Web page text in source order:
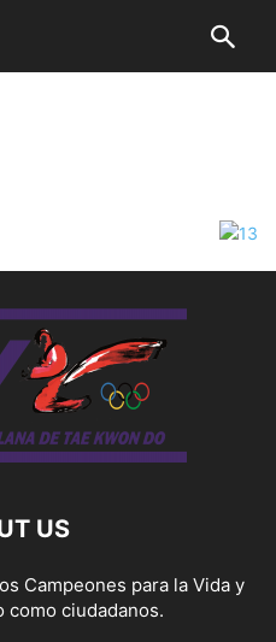
US
Campeones para la Vida y
como ciudadanos.